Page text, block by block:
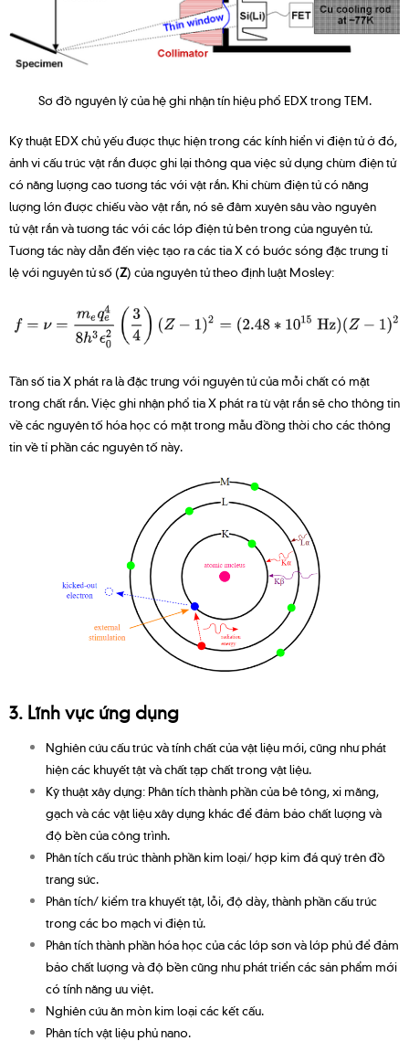
Sơ đồ nguyên lý của hệ ghi nhận tín hiệu phổ EDX trong TEM.
Kỹ thuật EDX chủ yếu được thực hiện trong các kính hiển vi điện tử ở đó,
ảnh vi cấu trúc vật rắn được ghi lại thông qua việc sử dụng chùm điện tử
có năng lượng cao tương tác với vật rắn. Khi chùm điện tử có năng
lượng lớn được chiếu vào vật rắn, nó sẽ đâm xuyên sâu vào nguyên
tử vật rắn và tương tác với các lớp điện tử bên trong của nguyên tử.
Tương tác này dẫn đến việc tạo ra các tia X có bước sóng đặc trưng tỉ
lệ với nguyên tử số (Z) của nguyên tử theo định luật Mosley:
Tần số tia X phát ra là đặc trưng với nguyên tử của mỗi chất có mặt
trong chất rắn. Việc ghi nhận phổ tia X phát ra từ vật rắn sẽ cho thông tin
về các nguyên tố hóa học có mặt trong mẫu đồng thời cho các thông
tin về tỉ phần các nguyên tố này.
3. Lĩnh vực ứng dụng
Nghiên cứu cấu trúc và tính chất của vật liệu mới, cũng như phát
hiện các khuyết tật và chất tạp chất trong vật liệu.
Kỹ thuật xây dựng: Phân tích thành phần của bê tông, xi măng,
gạch và các vật liệu xây dựng khác để đảm bảo chất lượng và
độ bền của công trình.
Phân tích cấu trúc thành phần kim loại/ hợp kim đá quý trên đồ
trang sức.
Phân tích/ kiểm tra khuyết tật, lỗi, độ dày, thành phần cấu trúc
trong các bo mạch vi điện tử.
Phân tích thành phần hóa học của các lớp sơn và lớp phủ để đảm
bảo chất lượng và độ bền cũng như phát triển các sản phẩm mới
có tính năng ưu việt.
Nghiên cứu ăn mòn kim loại các kết cấu.
Phân tích vật liệu phủ nano.